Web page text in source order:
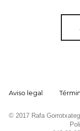
Aviso legal
© 2017 Rafa